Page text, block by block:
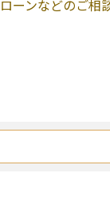
ーンなどのご相